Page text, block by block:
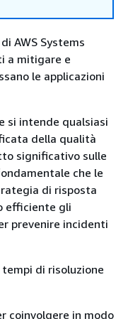
AWS Systems
a mitigare e
le applicazioni
si intende qualsiasi
della qualità
significativo sulle
che le
di risposta
efficiente gli
prevenire incidenti
di risoluzione
coinvolgere in modo